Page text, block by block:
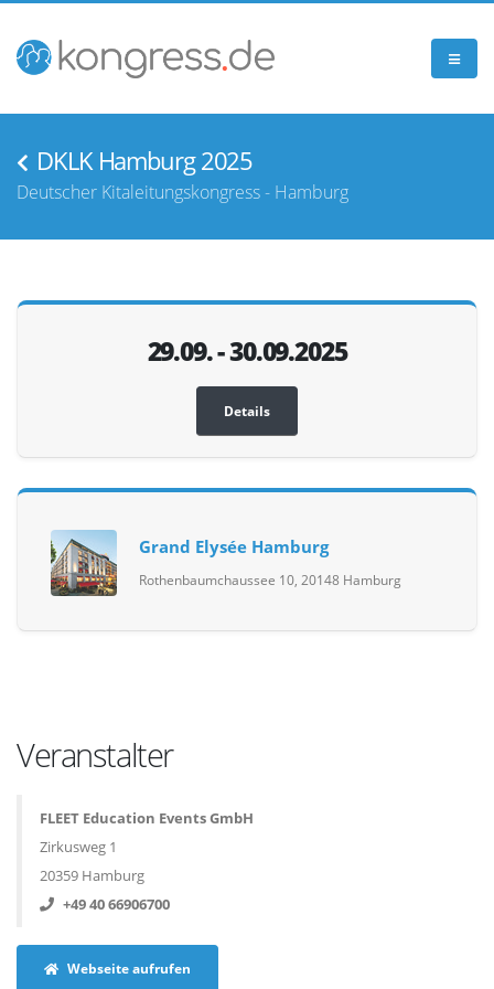
DKLK Hamburg 2025
Deutscher Kitaleitungskongress - Hamburg
29.09. - 30.09.2025
Details
Grand Elysée Hamburg
Rothenbaumchaussee 10, 20148 Hamburg
Veranstalter
FLEET Education Events GmbH
Zirkusweg 1
20359 Hamburg
+49 40 66906700
Webseite aufrufen